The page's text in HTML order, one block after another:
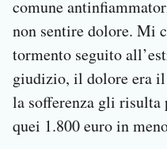
comune
non sentire dolore. Mi
tormento seguito
giudizio, il dolore era
la sofferenza gli risulta
quei 1.800 euro in